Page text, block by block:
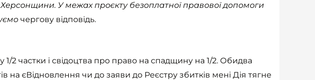
У межах проєкту безоплатної правової допомоги
чергову відповідь.
1/2 частки і свідоцтва про право на спадщину на 1/2. Обидва
єВідновлення чи до заяви до Реєстру збитків мені Дія тягне